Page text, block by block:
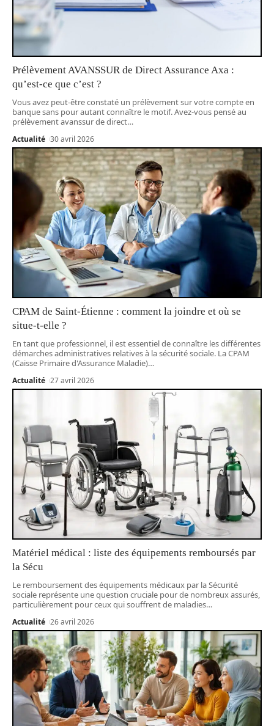
Prélèvement AVANSSUR de Direct Assurance Axa :
qu’est-ce que c’est ?
Vous avez peut-être constaté un prélèvement sur votre compte en
banque sans pour autant connaître le motif. Avez-vous pensé au
prélèvement avanssur de direct…
Actualité 30 avril 2026
CPAM de Saint-Étienne : comment la joindre et où se
situe-t-elle ?
En tant que professionnel, il est essentiel de connaître les différentes
démarches administratives relatives à la sécurité sociale. La CPAM
(Caisse Primaire d'Assurance Maladie)…
Actualité 27 avril 2026
Matériel médical : liste des équipements remboursés par
la Sécu
Le remboursement des équipements médicaux par la Sécurité
sociale représente une question cruciale pour de nombreux assurés,
particulièrement pour ceux qui souffrent de maladies…
Actualité 26 avril 2026